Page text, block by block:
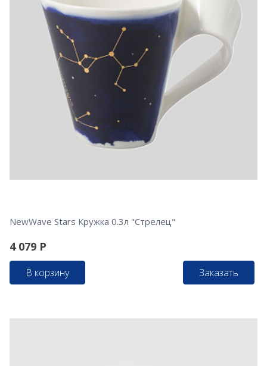
NewWave Stars Кружка 0.3л "Стрелец"
4 079 Р
В корзину Заказать